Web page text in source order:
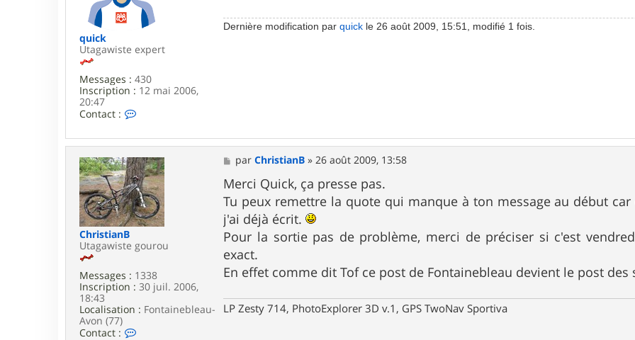
quick
Utagawiste expert
Messages : 430
Inscription : 12 mai 2006,
20:47
Contact :
t
a
c
t
e
r
q
u
c
e
Dernière modification parquick le 26 août 2009, 15:51, modifié 1 fois.
ChristianB
Utagawiste gourou
Messages : 1338
Inscription : 30 juil. 2006,
18:43
Localisation : Fontainebleau-
Avon (77)
Contact :
M
e
s
s
a
g
e
parChristianB » 26 août 2009, 13:58
Merci Quick, ça presse pas.
Tu peux remettre la quote qui manque à ton message au début
j'ai déjà écrit.
Pour la sortie pas de problème, merci de préciser si c'est
exact.
En effet comme dit Tof ce post de Fontainebleau devient le post
LP Zesty 714, PhotoExplorer 3D v.1, GPS TwoNav Sportiva